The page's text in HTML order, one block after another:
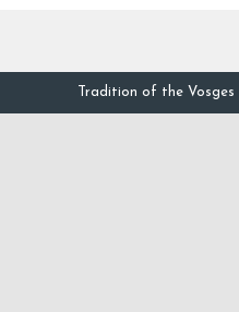
Tradition of the